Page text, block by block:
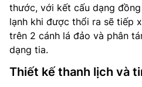
Độ ồn dàn nóng: 57 dB
Công nghệ inverter Có
thước, với kết cấu dạng
lạnh khi được thổi ra sẽ tiếp
trên 2 cánh lá đảo và phân
dạng tia.
Thiết kế thanh lịch và